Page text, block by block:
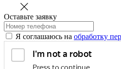
Оставьте заявку
Я соглашаюсь на обработку